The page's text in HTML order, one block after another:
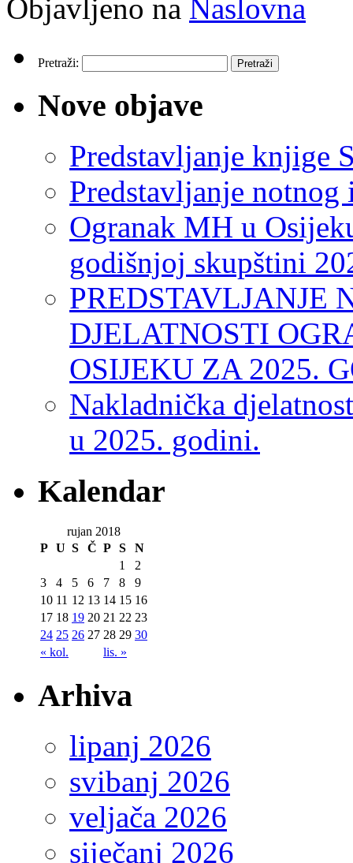
Objavljeno na Naslovna
Pretraži:
Nove objave
Predstavljanje knjige
Predstavljanje
Ogranak MH u
godišnjoj skupštini
PREDSTAVLJANJE
DJELATNOSTI
OSIJEKU ZA 2025.
Nakladnička
u 2025. godini.
Kalendar
rujan 2018
P U S Č P S N
« kol. lis. »
1
2
3
4 5 6 7 8
9
10 11 12 13 14 15 16
17 18 19 20 21 22 23
24 25 26 27 28 29 30
Arhiva
lipanj 2026
svibanj 2026
veljača 2026
siječanj 2026